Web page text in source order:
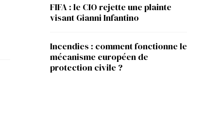
FIFA : le CIO rejette une plainte
visant Gianni Infantino
Incendies : comment fonctionne le
mécanisme européen de
protection civile ?